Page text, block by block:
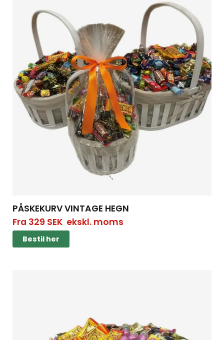
PÅSKEKURV VINTAGE HEGN
Fra 329 SEKekskl. moms
Bestil her